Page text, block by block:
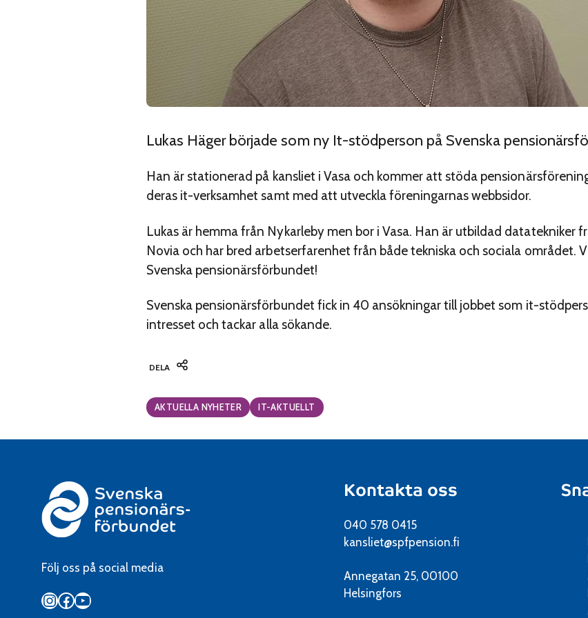
Lukas Häger började som ny It-stödperson på Svenska
Han är stationerad på kansliet i Vasa och kommer att stöda
deras it-verksamhet samt med att utveckla föreningarnas webbsidor.
Lukas är hemma från Nykarleby men bor i Vasa. Han är utbildad datatekniker
Novia och har bred arbetserfarenhet från både tekniska och sociala området.
Svenska pensionärsförbundet!
Svenska pensionärsförbundet fick in 40 ansökningar till jobbet som it-
intresset och tackar alla sökande.
DELA
AKTUELLA NYHETER IT-AKTUELLT
Följ oss på social media
Instagram
Facebook
YouTube
Kontakta oss
040 578 0415
kansliet@spfpension.fi
Annegatan 25, 00100
Helsingfors